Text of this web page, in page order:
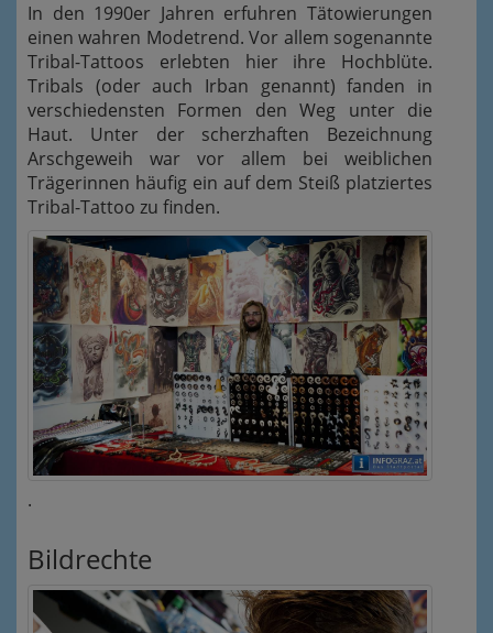
In den 1990er Jahren erfuhren Tätowierungen
einen wahren Modetrend. Vor allem sogenannte
Tribal-Tattoos erlebten hier ihre Hochblüte.
Tribals (oder auch Irban genannt) fanden in
verschiedensten Formen den Weg unter die
Haut. Unter der scherzhaften Bezeichnung
Arschgeweih war vor allem bei weiblichen
Trägerinnen häufig ein auf dem Steiß platziertes
Tribal-Tattoo zu finden.
.
Bildrechte